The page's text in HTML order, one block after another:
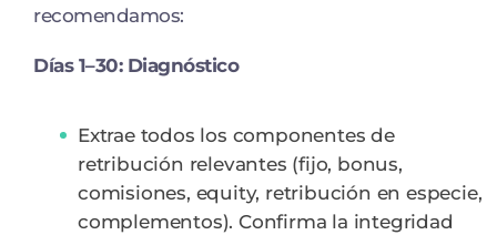
recomendamos:
Días 1–30: Diagnóstico
Extrae todos los componentes de
retribución relevantes (fijo, bonus,
comisiones, equity, retribución en especie,
complementos). Confirma la integridad